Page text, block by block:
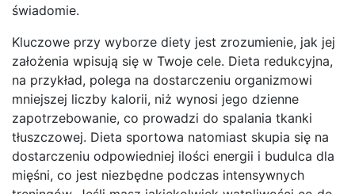
świadomie.
Kluczowe przy wyborze diety jest zrozumienie, jak jej
założenia wpisują się w Twoje cele. Dieta redukcyjna,
na przykład, polega na dostarczeniu organizmowi
mniejszej liczby kalorii, niż wynosi jego dzienne
zapotrzebowanie, co prowadzi do spalania tkanki
tłuszczowej. Dieta sportowa natomiast skupia się na
dostarczeniu odpowiedniej ilości energii i budulca dla
mięśni, co jest niezbędne podczas intensywnych